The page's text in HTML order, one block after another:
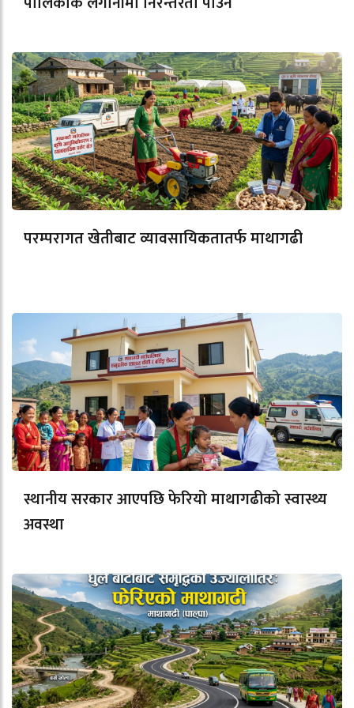
परम्परागत खेतीबाट व्यावसायिकतातर्फ माथागढी
स्थानीय सरकार आएपछि फेरियो माथागढीको स्वास्थ्य
अवस्था